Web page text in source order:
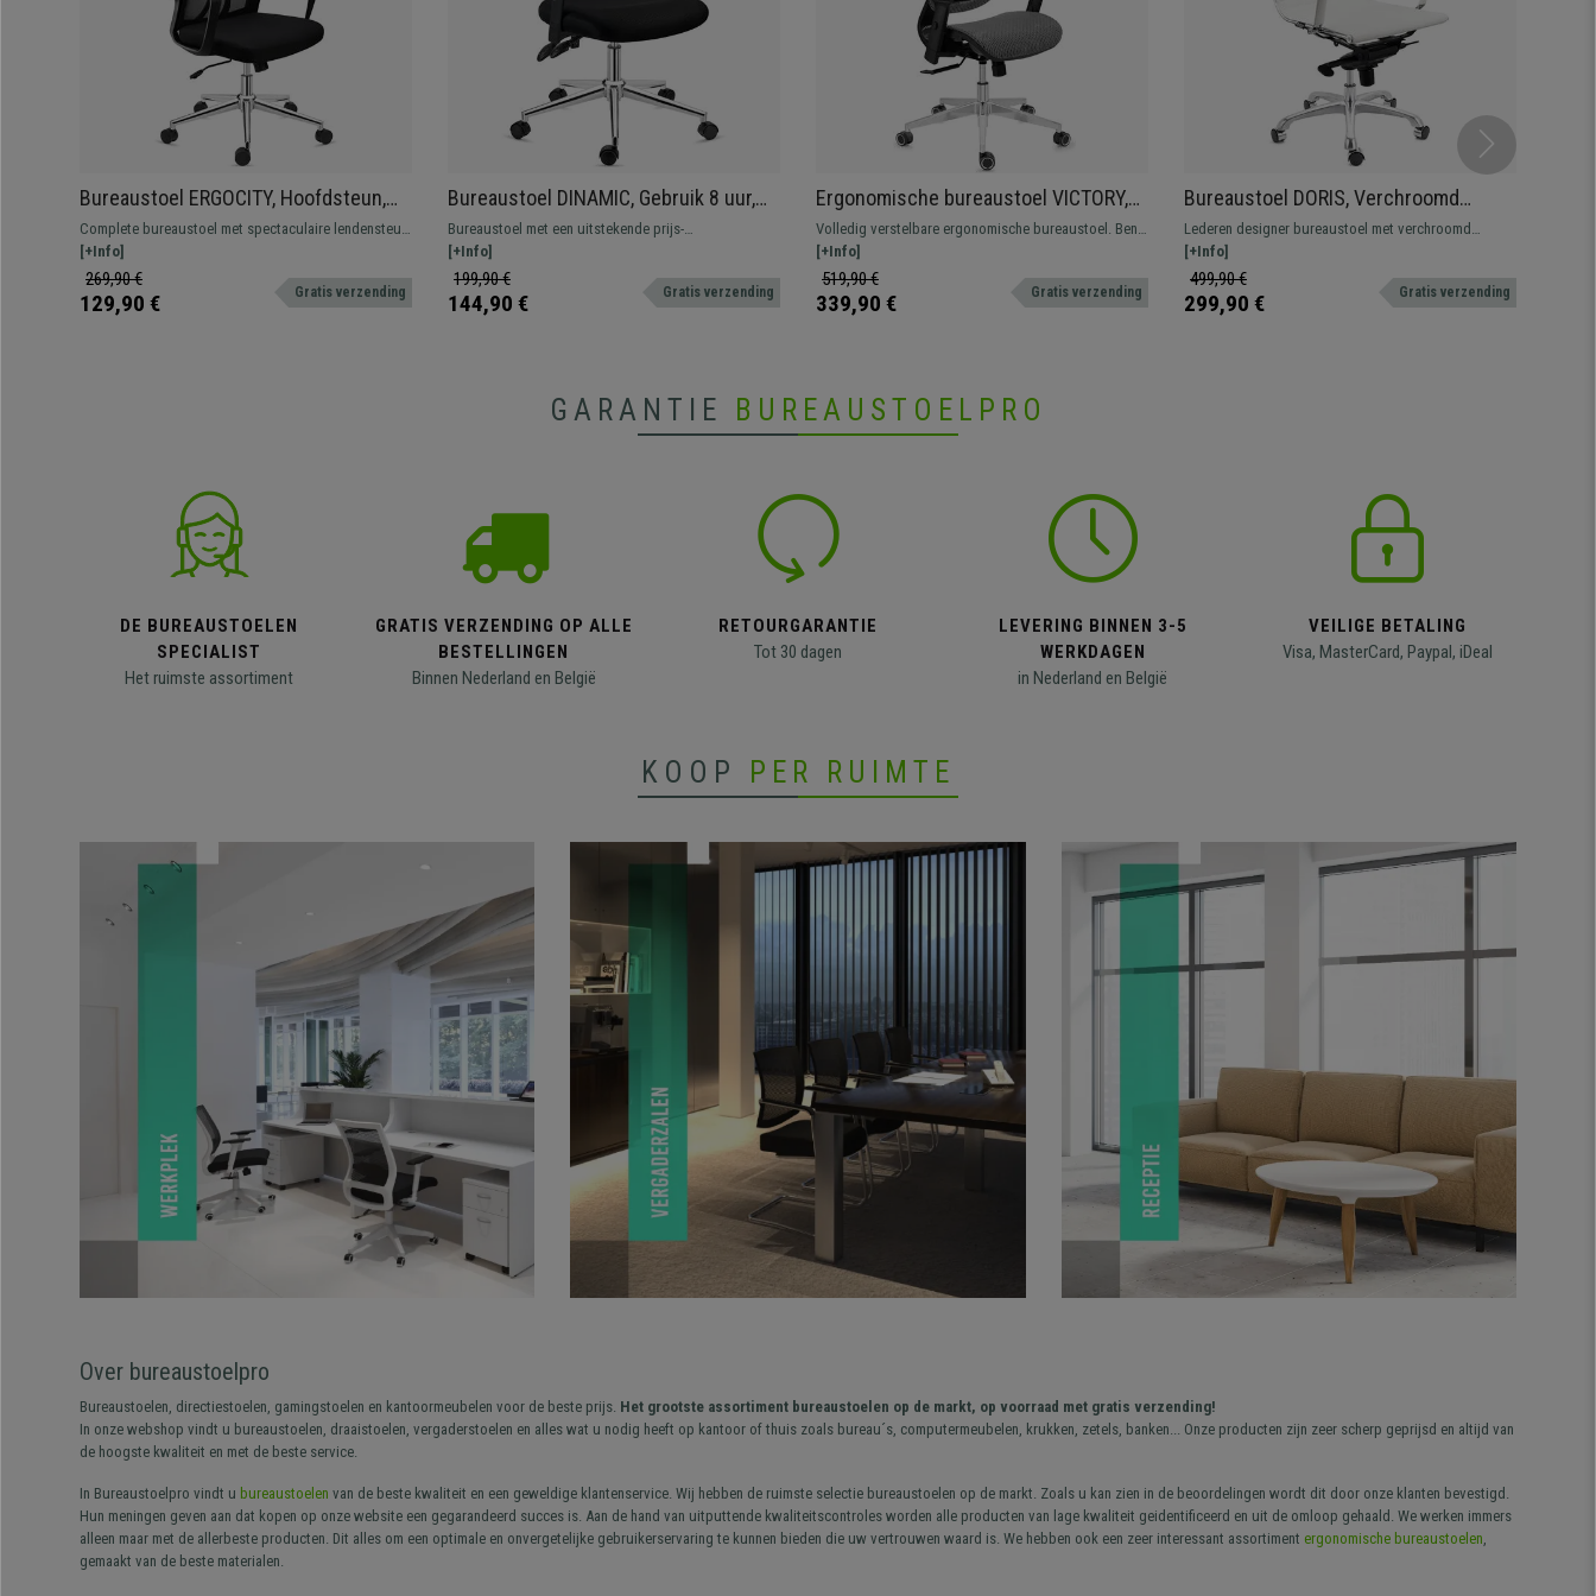
Bureaustoel ERGOCITY, Hoofdsteun,
Lendensteun, Kantelende Rugleuning,
Zwart
Complete bureaustoel met spectaculaire lendensteun
en hoofdsteun en zeer comfortabel. Robuust en
resistent, met een metalen onderstel.
[+Info]
269,90 €
129,90 € Gratis verzending
Bureaustoel DINAMIC, Gebruik 8 uur,
Verstelbare Rugleuning, Comfortabel
en Stevig, Zwart
Bureaustoel met een uitstekende prijs-
kwaliteitverhouding, zeer comfortabel en robuust.
Verstelbare rugleuning en armleuningen, ergonomisch
ontwerp.
[+Info]
199,90 €
144,90 € Gratis verzending
Ergonomische bureaustoel VICTORY,
Geschikt voor Intensief Gebruik 8 uur,
Grijze Mesh-stof
Volledig verstelbare ergonomische bureaustoel. Bent
u op zoek naar maximaal comfort en een hoogwaardig
product? Dan bent u met Victory aan het juiste adres!
[+Info]
519,90 €
339,90 € Gratis verzending
Bureaustoel DORIS, Verchroomd
Metalen Frame, Elegante Afwerking,
Wit Lederen Bekleding
Lederen designer bureaustoel met verchroomd
metalen onderstel. Kantelmechanisme met 4
verstelbare standen.
[+Info]
499,90 €
299,90 € Gratis verzending
GARANTIE BUREAUSTOELPRO
DE BUREAUSTOELEN
SPECIALIST
Het ruimste assortiment
GRATIS VERZENDING OP ALLE
BESTELLINGEN
Binnen Nederland en België
RETOURGARANTIE
Tot 30 dagen
LEVERING BINNEN 3-5
WERKDAGEN
in Nederland en België
VEILIGE BETALING
Visa, MasterCard, Paypal, iDeal
KOOP PER RUIMTE
Over bureaustoelpro
Bureaustoelen, directiestoelen, gamingstoelen en kantoormeubelen voor de beste prijs. Het grootste assortiment bureaustoelen op de markt, op voorraad met gratis verzending!
In onze webshop vindt u bureaustoelen, draaistoelen, vergaderstoelen en alles wat u nodig heeft op kantoor of thuis zoals bureau´s, computermeubelen, krukken, zetels, banken... Onze producten zijn zeer scherp geprijsd en altijd van
de hoogste kwaliteit en met de beste service.
In Bureaustoelpro vindt u bureaustoelen van de beste kwaliteit en een geweldige klantenservice. Wij hebben de ruimste selectie bureaustoelen op de markt. Zoals u kan zien in de beoordelingen wordt dit door onze klanten bevestigd.
Hun meningen geven aan dat kopen op onze website een gegarandeerd succes is. Aan de hand van uitputtende kwaliteitscontroles worden alle producten van lage kwaliteit geidentificeerd en uit de omloop gehaald. We werken immers
alleen maar met de allerbeste producten. Dit alles om een optimale en onvergetelijke gebruikerservaring te kunnen bieden die uw vertrouwen waard is. We hebben ook een zeer interessant assortiment ergonomische bureaustoelen
gemaakt van de beste materialen.